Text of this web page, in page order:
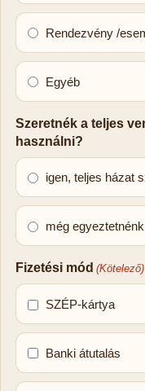
Rendezvény /
Egyéb
Szeretnék a teljes
használni?
igen, teljes házat
még
Fizetési mód (Kötelező)
SZÉP-kártya
Banki átutalás